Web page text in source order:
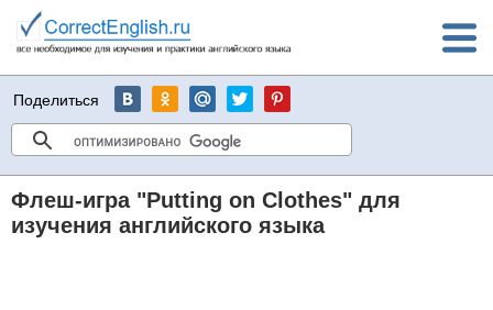
Поделиться
Флеш-игра "Putting on Clothes" для
изучения английского языка